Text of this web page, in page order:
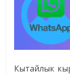
Кытайлык